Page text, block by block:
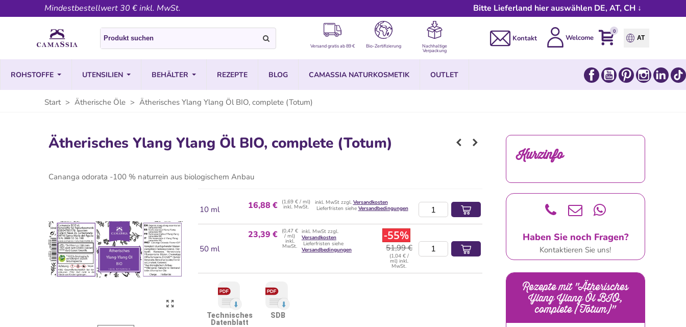
Mindestbestellwert 30 € inkl. MwSt. Bitte Lieferland hier auswählen DE, AT, CH ↓
Versand gratis ab 89 € Bio-Zertifizierung Nachhaltige
Verpackung
Kontakt Welcome
0
AT
ROHSTOFFE UTENSILIEN BEHÄLTER REZEPTE BLOG CAMASSIA NATURKOSMETIK OUTLET FacebookYouTubePinterestInstagram
Start > Ätherische Öle > Ätherisches Ylang Ylang Öl BIO, complete (Totum)
Ätherisches Ylang Ylang Öl BIO, complete (Totum)
Cananga odorata -100 % naturrein aus biologischem Anbau
10 ml 16,88 € (1,69 € / ml)
inkl. MwSt.
inkl. MwSt zzgl. Versandkosten
Lieferfristen siehe Versandbedingungen
50 ml
23,39 € (0,47 €
/ ml)
inkl.
MwSt.
inkl. MwSt zzgl.
Versandkosten
Lieferfristen siehe
Versandbedingungen
-55%
51,99 €
(1,04 € /
ml) inkl.
MwSt.
Technisches
Datenblatt
SDB
Kurzinfo
Haben Sie noch Fragen?
Kontaktieren Sie uns!
Rezepte mit "Ätherisches
Ylang Ylang Öl BIO,
complete (Totum)"